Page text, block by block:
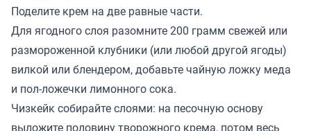
Поделите крем на две равные части.
Для ягодного слоя разомните 200 грамм свежей или
размороженной клубники (или любой другой ягоды)
вилкой или блендером, добавьте чайную ложку меда
и пол-ложечки лимонного сока.
Чизкейк собирайте слоями: на песочную основу
выложите половину творожного крема, потом весь